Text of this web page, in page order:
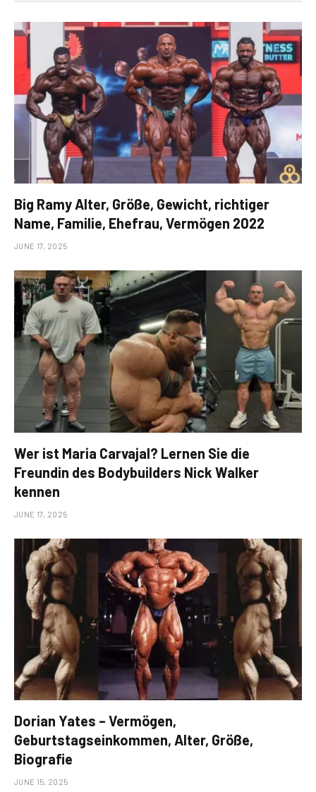
Big Ramy Alter, Größe, Gewicht, richtiger
Name, Familie, Ehefrau, Vermögen 2022
JUNE 17, 2025
Wer ist Maria Carvajal? Lernen Sie die
Freundin des Bodybuilders Nick Walker
kennen
JUNE 17, 2025
Dorian Yates – Vermögen,
Geburtstagseinkommen, Alter, Größe,
Biografie
JUNE 15, 2025